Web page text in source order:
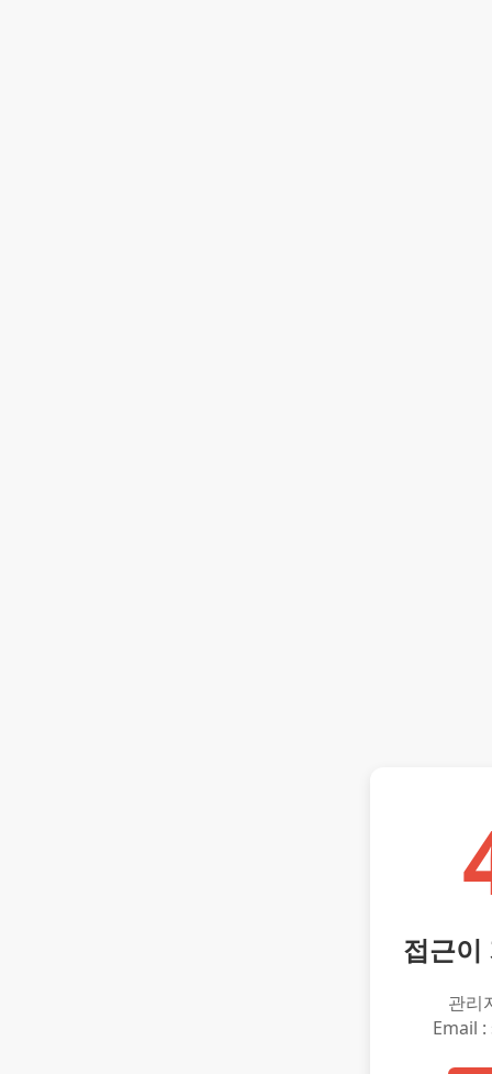
접근이
관리
Email